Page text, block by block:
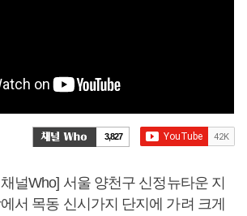
3,827
널Who] 서울 양천구 신정뉴타운 지
서 목동 신시가지 단지에 가려 크게